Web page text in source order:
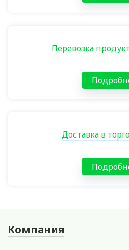
Перевозка
Доставка в
Компания